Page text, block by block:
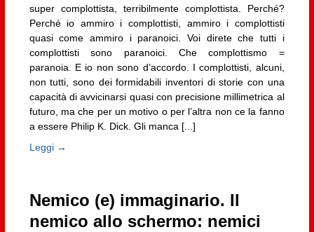
super complottista, terribilmente complottista. Perché?
Perché io ammiro i complottisti, ammiro i complottisti
quasi come ammiro i paranoici. Voi direte che tutti i
complottisti sono paranoici. Che complottismo =
paranoia. E io non sono d’accordo. I complottisti, alcuni,
non tutti, sono dei formidabili inventori di storie con una
capacità di avvicinarsi quasi con precisione millimetrica al
futuro, ma che per un motivo o per l’altra non ce la fanno
a essere Philip K. Dick. Gli manca [...]
Leggi →
Nemico (e) immaginario. Il
nemico allo schermo: nemici